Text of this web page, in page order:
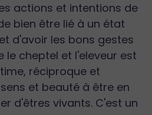
actions et intentions de
bien être lié à un état
d'avoir les bons gestes
le cheptel et l'eleveur est
réciproque et
et beauté à être en
d'êtres vivants. C'est un